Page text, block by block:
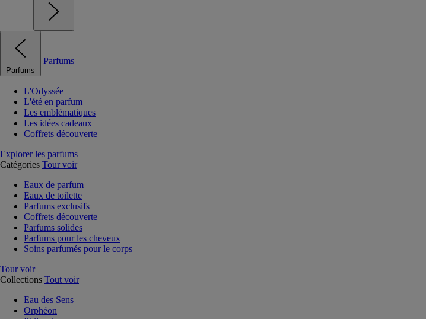
Parfums
Parfums
L'Odyssée
L'été en parfum
Les emblématiques
Les idées cadeaux
Coffrets découverte
Explorer les parfums
Catégories Tour voir
Eaux de parfum
Eaux de toilette
Parfums exclusifs
Coffrets découverte
Parfums solides
Parfums pour les cheveux
Soins parfumés pour le corps
Tour voir
Collections Tout voir
Eau des Sens
Orphéon